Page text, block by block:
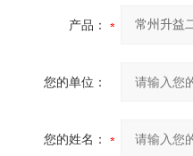
产品：
您的单位：
您的姓名：